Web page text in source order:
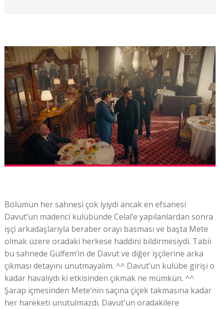
Bölümün her sahnesi çok iyiydi ancak en efsanesi
Davut’un madenci kulübünde Celal’e yapılanlardan sonra
işçi arkadaşlarıyla beraber orayı basması ve başta Mete
olmak üzere oradaki herkese haddini bildirmesiydi. Tabii
bu sahnede Gülfem’in de Davut ve diğer işçilerine arka
çıkması detayını unutmayalım. ^^ Davut’un kulübe girişi o
kadar havalıydı ki etkisinden çıkmak ne mümkün. ^^
Şarap içmesinden Mete’nin saçına çiçek takmasına kadar
her hareketi unutulmazdı. Davut’un oradakilere